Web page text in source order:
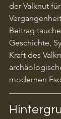
der Valknut
Beitrag
Geschichte,
Kraft des
modernen